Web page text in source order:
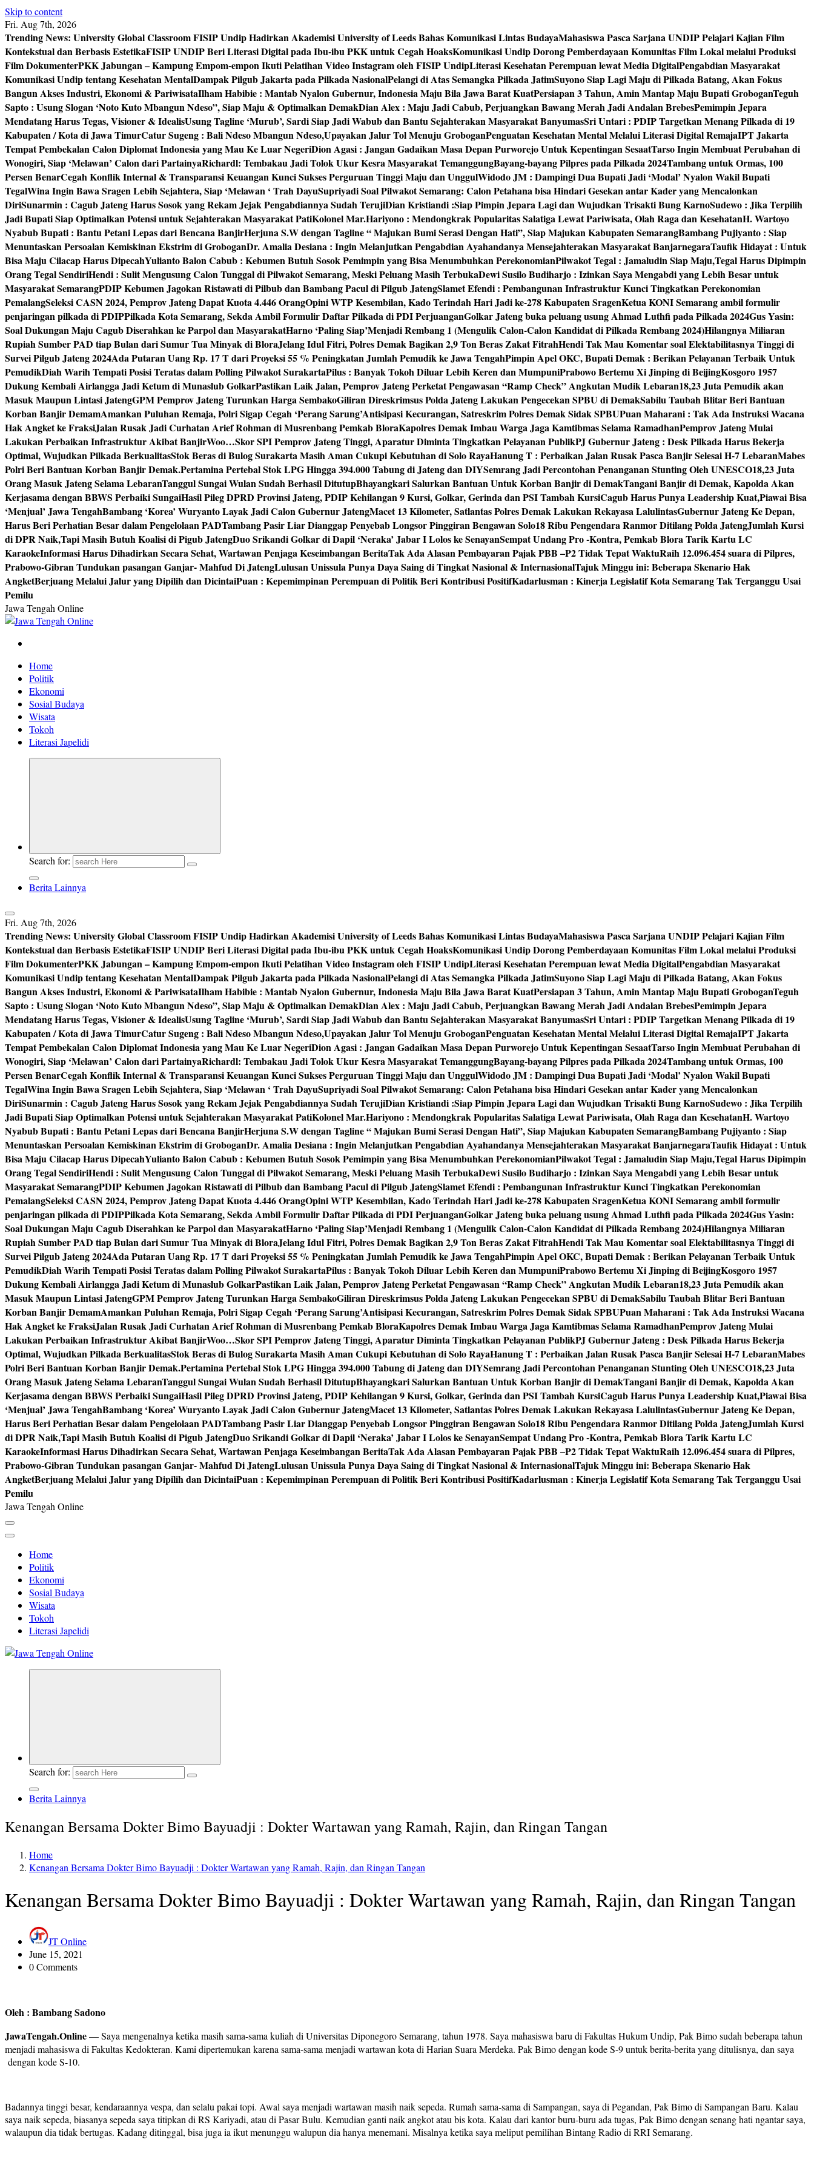
Skip to content
Fri. Aug 7th, 2026
Trending News: University Global Classroom FISIP Undip Hadirkan Akademisi University of Leeds Bahas Komunikasi Lintas BudayaMahasiswa Pasca Sarjana UNDIP Pelajari Kajian Film
Kontekstual dan Berbasis EstetikaFISIP UNDIP Beri Literasi Digital pada Ibu-ibu PKK untuk Cegah HoaksKomunikasi Undip Dorong Pemberdayaan Komunitas Film Lokal melalui Produksi
Film DokumenterPKK Jabungan – Kampung Empom-empon Ikuti Pelatihan Video Instagram oleh FISIP UndipLiterasi Kesehatan Perempuan lewat Media DigitalPengabdian Masyarakat
Komunikasi Undip tentang Kesehatan MentalDampak Pilgub Jakarta pada Pilkada NasionalPelangi di Atas Semangka Pilkada JatimSuyono Siap Lagi Maju di Pilkada Batang, Akan Fokus
Bangun Akses Industri, Ekonomi & PariwisataIlham Habibie : Mantab Nyalon Gubernur, Indonesia Maju Bila Jawa Barat KuatPersiapan 3 Tahun, Amin Mantap Maju Bupati GroboganTeguh
Sapto : Usung Slogan ‘Noto Kuto Mbangun Ndeso”, Siap Maju & Optimalkan DemakDian Alex : Maju Jadi Cabub, Perjuangkan Bawang Merah Jadi Andalan BrebesPemimpin Jepara
Mendatang Harus Tegas, Visioner & IdealisUsung Tagline ‘Murub’, Sardi Siap Jadi Wabub dan Bantu Sejahterakan Masyarakat BanyumasSri Untari : PDIP Targetkan Menang Pilkada di 19
Kabupaten / Kota di Jawa TimurCatur Sugeng : Bali Ndeso Mbangun Ndeso,Upayakan Jalur Tol Menuju GroboganPenguatan Kesehatan Mental Melalui Literasi Digital RemajaIPT Jakarta
Tempat Pembekalan Calon Diplomat Indonesia yang Mau Ke Luar NegeriDion Agasi : Jangan Gadaikan Masa Depan Purworejo Untuk Kepentingan SesaatTarso Ingin Membuat Perubahan di
Wonogiri, Siap ‘Melawan’ Calon dari PartainyaRichardl: Tembakau Jadi Tolok Ukur Kesra Masyarakat TemanggungBayang-bayang Pilpres pada Pilkada 2024Tambang untuk Ormas, 100
Persen BenarCegah Konflik Internal & Transparansi Keuangan Kunci Sukses Perguruan Tinggi Maju dan UnggulWidodo JM : Dampingi Dua Bupati Jadi ‘Modal’ Nyalon Wakil Bupati
TegalWina Ingin Bawa Sragen Lebih Sejahtera, Siap ‘Melawan ‘ Trah DayuSupriyadi Soal Pilwakot Semarang: Calon Petahana bisa Hindari Gesekan antar Kader yang Mencalonkan
DiriSunarmin : Cagub Jateng Harus Sosok yang Rekam Jejak Pengabdiannya Sudah TerujiDian Kristiandi :Siap Pimpin Jepara Lagi dan Wujudkan Trisakti Bung KarnoSudewo : Jika Terpilih
Jadi Bupati Siap Optimalkan Potensi untuk Sejahterakan Masyarakat PatiKolonel Mar.Hariyono : Mendongkrak Popularitas Salatiga Lewat Pariwisata, Olah Raga dan KesehatanH. Wartoyo
Nyabub Bupati : Bantu Petani Lepas dari Bencana BanjirHerjuna S.W dengan Tagline “ Majukan Bumi Serasi Dengan Hati”, Siap Majukan Kabupaten SemarangBambang Pujiyanto : Siap
Menuntaskan Persoalan Kemiskinan Ekstrim di GroboganDr. Amalia Desiana : Ingin Melanjutkan Pengabdian Ayahandanya Mensejahterakan Masyarakat BanjarnegaraTaufik Hidayat : Untuk
Bisa Maju Cilacap Harus DipecahYulianto Balon Cabub : Kebumen Butuh Sosok Pemimpin yang Bisa Menumbuhkan PerekonomianPilwakot Tegal : Jamaludin Siap Maju,Tegal Harus Dipimpin
Orang Tegal SendiriHendi : Sulit Mengusung Calon Tunggal di Pilwakot Semarang, Meski Peluang Masih TerbukaDewi Susilo Budiharjo : Izinkan Saya Mengabdi yang Lebih Besar untuk
Masyarakat SemarangPDIP Kebumen Jagokan Ristawati di Pilbub dan Bambang Pacul di Pilgub JatengSlamet Efendi : Pembangunan Infrastruktur Kunci Tingkatkan Perekonomian
PemalangSeleksi CASN 2024, Pemprov Jateng Dapat Kuota 4.446 OrangOpini WTP Kesembilan, Kado Terindah Hari Jadi ke-278 Kabupaten SragenKetua KONI Semarang ambil formulir
penjaringan pilkada di PDIPPilkada Kota Semarang, Sekda Ambil Formulir Daftar Pilkada di PDI PerjuanganGolkar Jateng buka peluang usung Ahmad Luthfi pada Pilkada 2024Gus Yasin:
Soal Dukungan Maju Cagub Diserahkan ke Parpol dan MasyarakatHarno ‘Paling Siap’Menjadi Rembang 1 (Mengulik Calon-Calon Kandidat di Pilkada Rembang 2024)Hilangnya Miliaran
Rupiah Sumber PAD tiap Bulan dari Sumur Tua Minyak di BloraJelang Idul Fitri, Polres Demak Bagikan 2,9 Ton Beras Zakat FitrahHendi Tak Mau Komentar soal Elektabilitasnya Tinggi di
Survei Pilgub Jateng 2024Ada Putaran Uang Rp. 17 T dari Proyeksi 55 % Peningkatan Jumlah Pemudik ke Jawa TengahPimpin Apel OKC, Bupati Demak : Berikan Pelayanan Terbaik Untuk
PemudikDiah Warih Tempati Posisi Teratas dalam Polling Pilwakot SurakartaPilus : Banyak Tokoh Diluar Lebih Keren dan MumpuniPrabowo Bertemu Xi Jinping di BeijingKosgoro 1957
Dukung Kembali Airlangga Jadi Ketum di Munaslub GolkarPastikan Laik Jalan, Pemprov Jateng Perketat Pengawasan “Ramp Check” Angkutan Mudik Lebaran18,23 Juta Pemudik akan
Masuk Maupun Lintasi JatengGPM Pemprov Jateng Turunkan Harga SembakoGiliran Direskrimsus Polda Jateng Lakukan Pengecekan SPBU di DemakSabilu Taubah Blitar Beri Bantuan
Korban Banjir DemamAmankan Puluhan Remaja, Polri Sigap Cegah ‘Perang Sarung’Antisipasi Kecurangan, Satreskrim Polres Demak Sidak SPBUPuan Maharani : Tak Ada Instruksi Wacana
Hak Angket ke FraksiJalan Rusak Jadi Curhatan Arief Rohman di Musrenbang Pemkab BloraKapolres Demak Imbau Warga Jaga Kamtibmas Selama RamadhanPemprov Jateng Mulai
Lakukan Perbaikan Infrastruktur Akibat BanjirWoo…Skor SPI Pemprov Jateng Tinggi, Aparatur Diminta Tingkatkan Pelayanan PublikPJ Gubernur Jateng : Desk Pilkada Harus Bekerja
Optimal, Wujudkan Pilkada BerkualitasStok Beras di Bulog Surakarta Masih Aman Cukupi Kebutuhan di Solo RayaHanung T : Perbaikan Jalan Rusak Pasca Banjir Selesai H-7 LebaranMabes
Polri Beri Bantuan Korban Banjir Demak.Pertamina Pertebal Stok LPG Hingga 394.000 Tabung di Jateng dan DIYSemrang Jadi Percontohan Penanganan Stunting Oleh UNESCO18,23 Juta
Orang Masuk Jateng Selama LebaranTanggul Sungai Wulan Sudah Berhasil DitutupBhayangkari Salurkan Bantuan Untuk Korban Banjir di DemakTangani Banjir di Demak, Kapolda Akan
Kerjasama dengan BBWS Perbaiki SungaiHasil Pileg DPRD Provinsi Jateng, PDIP Kehilangan 9 Kursi, Golkar, Gerinda dan PSI Tambah KursiCagub Harus Punya Leadership Kuat,Piawai Bisa
‘Menjual’ Jawa TengahBambang ‘Korea’ Wuryanto Layak Jadi Calon Gubernur JatengMacet 13 Kilometer, Satlantas Polres Demak Lakukan Rekayasa LalulintasGubernur Jateng Ke Depan,
Harus Beri Perhatian Besar dalam Pengelolaan PADTambang Pasir Liar Dianggap Penyebab Longsor Pinggiran Bengawan Solo18 Ribu Pengendara Ranmor Ditilang Polda JatengJumlah Kursi
di DPR Naik,Tapi Masih Butuh Koalisi di Pigub JatengDuo Srikandi Golkar di Dapil ‘Neraka’ Jabar I Lolos ke SenayanSempat Undang Pro -Kontra, Pemkab Blora Tarik Kartu LC
KaraokeInformasi Harus Dihadirkan Secara Sehat, Wartawan Penjaga Keseimbangan BeritaTak Ada Alasan Pembayaran Pajak PBB –P2 Tidak Tepat WaktuRaih 12.096.454 suara di Pilpres,
Prabowo-Gibran Tundukan pasangan Ganjar- Mahfud Di JatengLulusan Unissula Punya Daya Saing di Tingkat Nasional & InternasionalTajuk Minggu ini: Beberapa Skenario Hak
AngketBerjuang Melalui Jalur yang Dipilih dan DicintaiPuan : Kepemimpinan Perempuan di Politik Beri Kontribusi PositifKadarlusman : Kinerja Legislatif Kota Semarang Tak Terganggu Usai
Pemilu
Jawa Tengah Online
Berita Jawa Tengah Terbaru dan Terkini
Home
Politik
Ekonomi
Sosial Budaya
Wisata
Tokoh
Literasi Japelidi
Search for:
Berita Lainnya
Fri. Aug 7th, 2026
Trending News: University Global Classroom FISIP Undip Hadirkan Akademisi University of Leeds Bahas Komunikasi Lintas BudayaMahasiswa Pasca Sarjana UNDIP Pelajari Kajian Film
Kontekstual dan Berbasis EstetikaFISIP UNDIP Beri Literasi Digital pada Ibu-ibu PKK untuk Cegah HoaksKomunikasi Undip Dorong Pemberdayaan Komunitas Film Lokal melalui Produksi
Film DokumenterPKK Jabungan – Kampung Empom-empon Ikuti Pelatihan Video Instagram oleh FISIP UndipLiterasi Kesehatan Perempuan lewat Media DigitalPengabdian Masyarakat
Komunikasi Undip tentang Kesehatan MentalDampak Pilgub Jakarta pada Pilkada NasionalPelangi di Atas Semangka Pilkada JatimSuyono Siap Lagi Maju di Pilkada Batang, Akan Fokus
Bangun Akses Industri, Ekonomi & PariwisataIlham Habibie : Mantab Nyalon Gubernur, Indonesia Maju Bila Jawa Barat KuatPersiapan 3 Tahun, Amin Mantap Maju Bupati GroboganTeguh
Sapto : Usung Slogan ‘Noto Kuto Mbangun Ndeso”, Siap Maju & Optimalkan DemakDian Alex : Maju Jadi Cabub, Perjuangkan Bawang Merah Jadi Andalan BrebesPemimpin Jepara
Mendatang Harus Tegas, Visioner & IdealisUsung Tagline ‘Murub’, Sardi Siap Jadi Wabub dan Bantu Sejahterakan Masyarakat BanyumasSri Untari : PDIP Targetkan Menang Pilkada di 19
Kabupaten / Kota di Jawa TimurCatur Sugeng : Bali Ndeso Mbangun Ndeso,Upayakan Jalur Tol Menuju GroboganPenguatan Kesehatan Mental Melalui Literasi Digital RemajaIPT Jakarta
Tempat Pembekalan Calon Diplomat Indonesia yang Mau Ke Luar NegeriDion Agasi : Jangan Gadaikan Masa Depan Purworejo Untuk Kepentingan SesaatTarso Ingin Membuat Perubahan di
Wonogiri, Siap ‘Melawan’ Calon dari PartainyaRichardl: Tembakau Jadi Tolok Ukur Kesra Masyarakat TemanggungBayang-bayang Pilpres pada Pilkada 2024Tambang untuk Ormas, 100
Persen BenarCegah Konflik Internal & Transparansi Keuangan Kunci Sukses Perguruan Tinggi Maju dan UnggulWidodo JM : Dampingi Dua Bupati Jadi ‘Modal’ Nyalon Wakil Bupati
TegalWina Ingin Bawa Sragen Lebih Sejahtera, Siap ‘Melawan ‘ Trah DayuSupriyadi Soal Pilwakot Semarang: Calon Petahana bisa Hindari Gesekan antar Kader yang Mencalonkan
DiriSunarmin : Cagub Jateng Harus Sosok yang Rekam Jejak Pengabdiannya Sudah TerujiDian Kristiandi :Siap Pimpin Jepara Lagi dan Wujudkan Trisakti Bung KarnoSudewo : Jika Terpilih
Jadi Bupati Siap Optimalkan Potensi untuk Sejahterakan Masyarakat PatiKolonel Mar.Hariyono : Mendongkrak Popularitas Salatiga Lewat Pariwisata, Olah Raga dan KesehatanH. Wartoyo
Nyabub Bupati : Bantu Petani Lepas dari Bencana BanjirHerjuna S.W dengan Tagline “ Majukan Bumi Serasi Dengan Hati”, Siap Majukan Kabupaten SemarangBambang Pujiyanto : Siap
Menuntaskan Persoalan Kemiskinan Ekstrim di GroboganDr. Amalia Desiana : Ingin Melanjutkan Pengabdian Ayahandanya Mensejahterakan Masyarakat BanjarnegaraTaufik Hidayat : Untuk
Bisa Maju Cilacap Harus DipecahYulianto Balon Cabub : Kebumen Butuh Sosok Pemimpin yang Bisa Menumbuhkan PerekonomianPilwakot Tegal : Jamaludin Siap Maju,Tegal Harus Dipimpin
Orang Tegal SendiriHendi : Sulit Mengusung Calon Tunggal di Pilwakot Semarang, Meski Peluang Masih TerbukaDewi Susilo Budiharjo : Izinkan Saya Mengabdi yang Lebih Besar untuk
Masyarakat SemarangPDIP Kebumen Jagokan Ristawati di Pilbub dan Bambang Pacul di Pilgub JatengSlamet Efendi : Pembangunan Infrastruktur Kunci Tingkatkan Perekonomian
PemalangSeleksi CASN 2024, Pemprov Jateng Dapat Kuota 4.446 OrangOpini WTP Kesembilan, Kado Terindah Hari Jadi ke-278 Kabupaten SragenKetua KONI Semarang ambil formulir
penjaringan pilkada di PDIPPilkada Kota Semarang, Sekda Ambil Formulir Daftar Pilkada di PDI PerjuanganGolkar Jateng buka peluang usung Ahmad Luthfi pada Pilkada 2024Gus Yasin:
Soal Dukungan Maju Cagub Diserahkan ke Parpol dan MasyarakatHarno ‘Paling Siap’Menjadi Rembang 1 (Mengulik Calon-Calon Kandidat di Pilkada Rembang 2024)Hilangnya Miliaran
Rupiah Sumber PAD tiap Bulan dari Sumur Tua Minyak di BloraJelang Idul Fitri, Polres Demak Bagikan 2,9 Ton Beras Zakat FitrahHendi Tak Mau Komentar soal Elektabilitasnya Tinggi di
Survei Pilgub Jateng 2024Ada Putaran Uang Rp. 17 T dari Proyeksi 55 % Peningkatan Jumlah Pemudik ke Jawa TengahPimpin Apel OKC, Bupati Demak : Berikan Pelayanan Terbaik Untuk
PemudikDiah Warih Tempati Posisi Teratas dalam Polling Pilwakot SurakartaPilus : Banyak Tokoh Diluar Lebih Keren dan MumpuniPrabowo Bertemu Xi Jinping di BeijingKosgoro 1957
Dukung Kembali Airlangga Jadi Ketum di Munaslub GolkarPastikan Laik Jalan, Pemprov Jateng Perketat Pengawasan “Ramp Check” Angkutan Mudik Lebaran18,23 Juta Pemudik akan
Masuk Maupun Lintasi JatengGPM Pemprov Jateng Turunkan Harga SembakoGiliran Direskrimsus Polda Jateng Lakukan Pengecekan SPBU di DemakSabilu Taubah Blitar Beri Bantuan
Korban Banjir DemamAmankan Puluhan Remaja, Polri Sigap Cegah ‘Perang Sarung’Antisipasi Kecurangan, Satreskrim Polres Demak Sidak SPBUPuan Maharani : Tak Ada Instruksi Wacana
Hak Angket ke FraksiJalan Rusak Jadi Curhatan Arief Rohman di Musrenbang Pemkab BloraKapolres Demak Imbau Warga Jaga Kamtibmas Selama RamadhanPemprov Jateng Mulai
Lakukan Perbaikan Infrastruktur Akibat BanjirWoo…Skor SPI Pemprov Jateng Tinggi, Aparatur Diminta Tingkatkan Pelayanan PublikPJ Gubernur Jateng : Desk Pilkada Harus Bekerja
Optimal, Wujudkan Pilkada BerkualitasStok Beras di Bulog Surakarta Masih Aman Cukupi Kebutuhan di Solo RayaHanung T : Perbaikan Jalan Rusak Pasca Banjir Selesai H-7 LebaranMabes
Polri Beri Bantuan Korban Banjir Demak.Pertamina Pertebal Stok LPG Hingga 394.000 Tabung di Jateng dan DIYSemrang Jadi Percontohan Penanganan Stunting Oleh UNESCO18,23 Juta
Orang Masuk Jateng Selama LebaranTanggul Sungai Wulan Sudah Berhasil DitutupBhayangkari Salurkan Bantuan Untuk Korban Banjir di DemakTangani Banjir di Demak, Kapolda Akan
Kerjasama dengan BBWS Perbaiki SungaiHasil Pileg DPRD Provinsi Jateng, PDIP Kehilangan 9 Kursi, Golkar, Gerinda dan PSI Tambah KursiCagub Harus Punya Leadership Kuat,Piawai Bisa
‘Menjual’ Jawa TengahBambang ‘Korea’ Wuryanto Layak Jadi Calon Gubernur JatengMacet 13 Kilometer, Satlantas Polres Demak Lakukan Rekayasa LalulintasGubernur Jateng Ke Depan,
Harus Beri Perhatian Besar dalam Pengelolaan PADTambang Pasir Liar Dianggap Penyebab Longsor Pinggiran Bengawan Solo18 Ribu Pengendara Ranmor Ditilang Polda JatengJumlah Kursi
di DPR Naik,Tapi Masih Butuh Koalisi di Pigub JatengDuo Srikandi Golkar di Dapil ‘Neraka’ Jabar I Lolos ke SenayanSempat Undang Pro -Kontra, Pemkab Blora Tarik Kartu LC
KaraokeInformasi Harus Dihadirkan Secara Sehat, Wartawan Penjaga Keseimbangan BeritaTak Ada Alasan Pembayaran Pajak PBB –P2 Tidak Tepat WaktuRaih 12.096.454 suara di Pilpres,
Prabowo-Gibran Tundukan pasangan Ganjar- Mahfud Di JatengLulusan Unissula Punya Daya Saing di Tingkat Nasional & InternasionalTajuk Minggu ini: Beberapa Skenario Hak
AngketBerjuang Melalui Jalur yang Dipilih dan DicintaiPuan : Kepemimpinan Perempuan di Politik Beri Kontribusi PositifKadarlusman : Kinerja Legislatif Kota Semarang Tak Terganggu Usai
Pemilu
Jawa Tengah Online
Home
Politik
Ekonomi
Sosial Budaya
Wisata
Tokoh
Literasi Japelidi
Search for:
Berita Lainnya
Kenangan Bersama Dokter Bimo Bayuadji : Dokter Wartawan yang Ramah, Rajin, dan Ringan Tangan
Home
Kenangan Bersama Dokter Bimo Bayuadji : Dokter Wartawan yang Ramah, Rajin, dan Ringan Tangan
Kenangan Bersama Dokter Bimo Bayuadji : Dokter Wartawan yang Ramah, Rajin, dan Ringan Tangan
JT Online
June 15, 2021
0 Comments
Oleh : Bambang Sadono
JawaTengah.Online— Saya mengenalnya ketika masih sama-sama kuliah di Universitas Diponegoro Semarang, tahun 1978. Saya mahasiswa baru di Fakultas Hukum Undip, Pak Bimo sudah beberapa tahun
menjadi mahasiswa di Fakultas Kedokteran. Kami dipertemukan karena sama-sama menjadi wartawan kota di Harian Suara Merdeka. Pak Bimo dengan kode S-9 untuk berita-berita yang ditulisnya, dan saya
dengan kode S-10.
Badannya tinggi besar, kendaraannya vespa, dan selalu pakai topi. Awal saya menjadi wartawan masih naik sepeda. Rumah sama-sama di Sampangan, saya di Pegandan, Pak Bimo di Sampangan Baru. Kalau
saya naik sepeda, biasanya sepeda saya titipkan di RS Kariyadi, atau di Pasar Bulu. Kemudian ganti naik angkot atau bis kota. Kalau dari kantor buru-buru ada tugas, Pak Bimo dengan senang hati ngantar saya,
walaupun dia tidak bertugas. Kadang ditinggal, bisa juga ia ikut menunggu walupun dia hanya menemani. Misalnya ketika saya meliput pemilihan Bintang Radio di RRI Semarang.